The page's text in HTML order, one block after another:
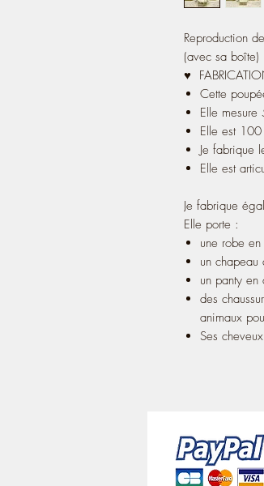
Reproduction
(avec sa boîte)
♥
Cette
Elle
Elle est
Je fabrique
Elle est
Je fabrique
Elle porte :
une robe
un chapeau
un panty en
des
animaux
Ses